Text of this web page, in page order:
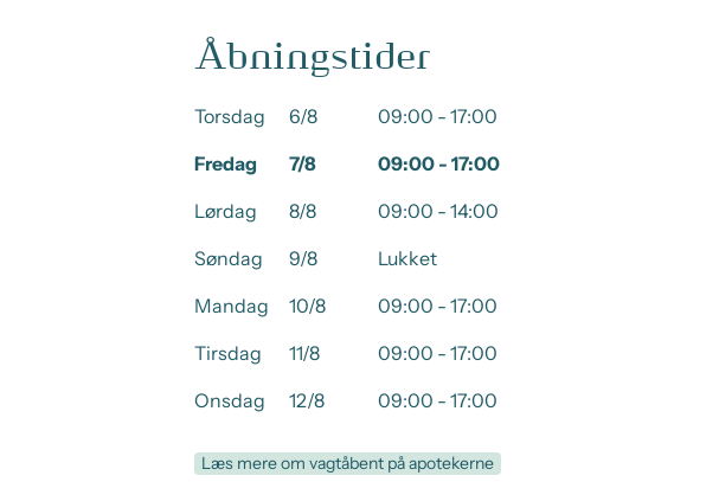
Åbningstider
Torsdag 6/8
09:00 - 17:00
Fredag
7/8
09:00 - 17:00
Lørdag
8/8
09:00 - 14:00
Søndag
9/8
Lukket
Mandag
10/8
09:00 - 17:00
Tirsdag
11/8
09:00 - 17:00
Onsdag
12/8 09:00 - 17:00
Læs mere om vagtåbent på apotekerne